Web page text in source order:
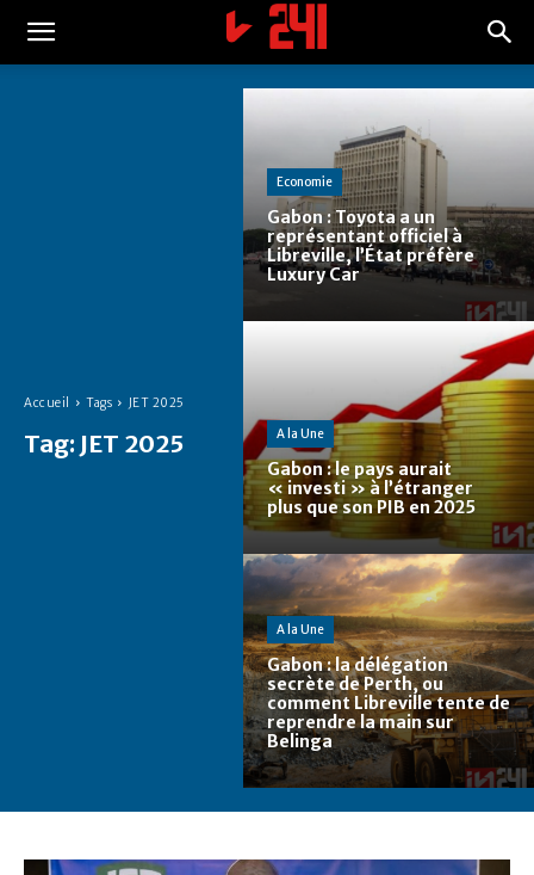
Accueil Tags JET 2025
Tag: JET 2025
Economie
Gabon : Toyota a un
représentant officiel à
Libreville, l’État préfère
Luxury Car
A la Une
Gabon : le pays aurait
« investi » à l’étranger
plus que son PIB en 2025
A la Une
Gabon : la délégation
secrète de Perth, ou
comment Libreville tente de
reprendre la main sur
Belinga